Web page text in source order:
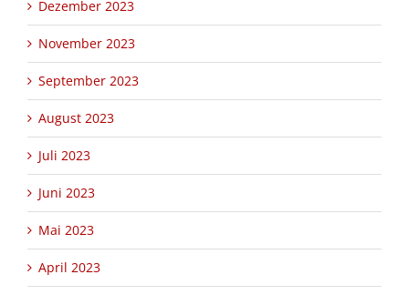
Dezember 2023
November 2023
September 2023
August 2023
Juli 2023
Juni 2023
Mai 2023
April 2023